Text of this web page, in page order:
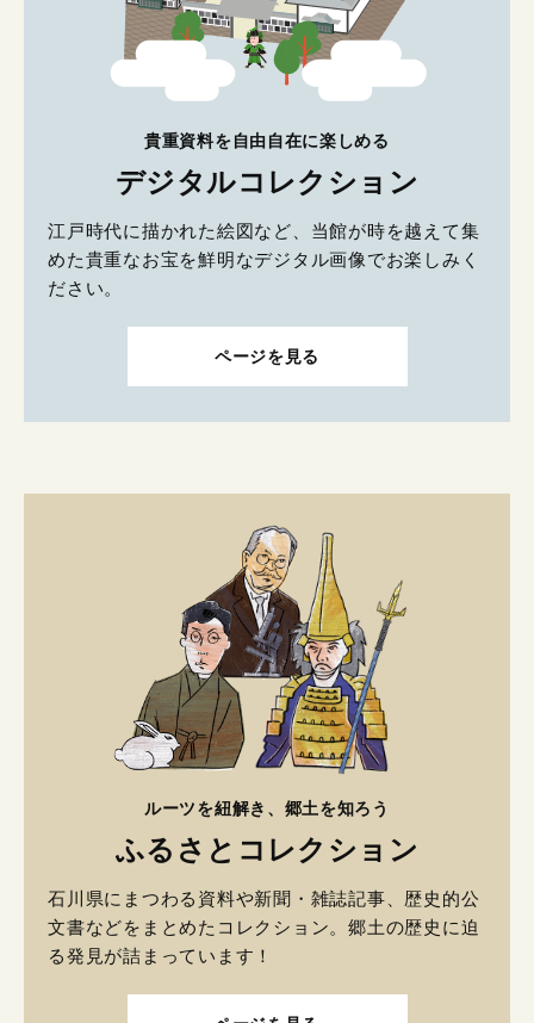
貴重資料を自由自在に楽しめる
デジタルコレクション
江戸時代に描かれた絵図など、当館が時を越えて集
めた貴重なお宝を鮮明なデジタル画像でお楽しみく
ださい。
ページを見る
ルーツを紐解き、郷土を知ろう
ふるさとコレクション
石川県にまつわる資料や新聞・雑誌記事、歴史的公
文書などをまとめたコレクション。郷土の歴史に迫
る発見が詰まっています！